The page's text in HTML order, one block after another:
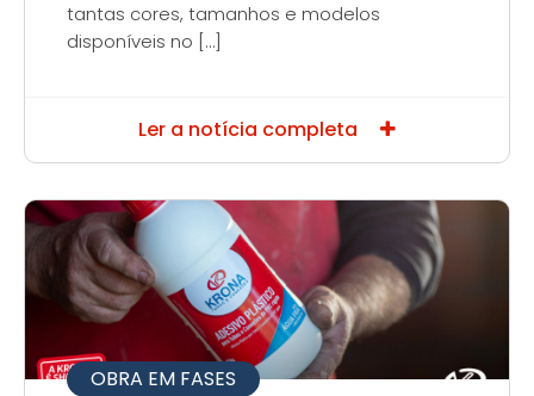
tantas cores, tamanhos e modelos
disponíveis no […]
Ler a notícia completa
OBRA EM FASES